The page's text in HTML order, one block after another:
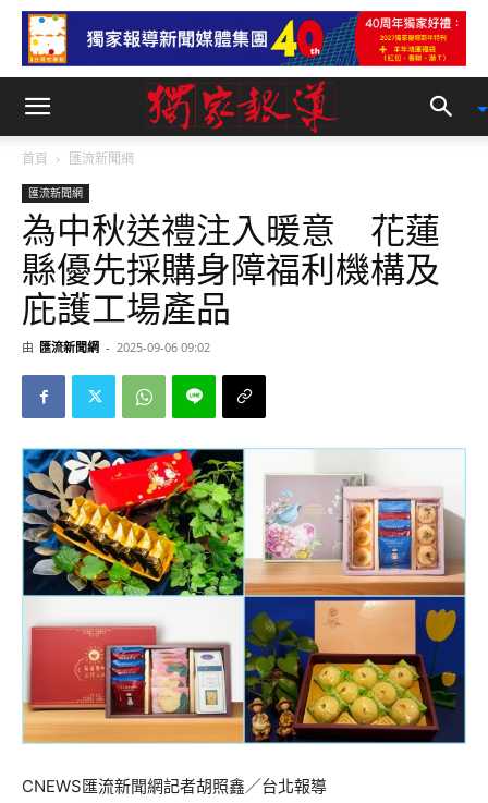
首頁 匯流新聞網
匯流新聞網
為中秋送禮注入暖意 花蓮
縣優先採購身障福利機構及
庇護工場產品
由 匯流新聞網 - 2025-09-06 09:02
CNEWS匯流新聞網記者胡照鑫／台北報導